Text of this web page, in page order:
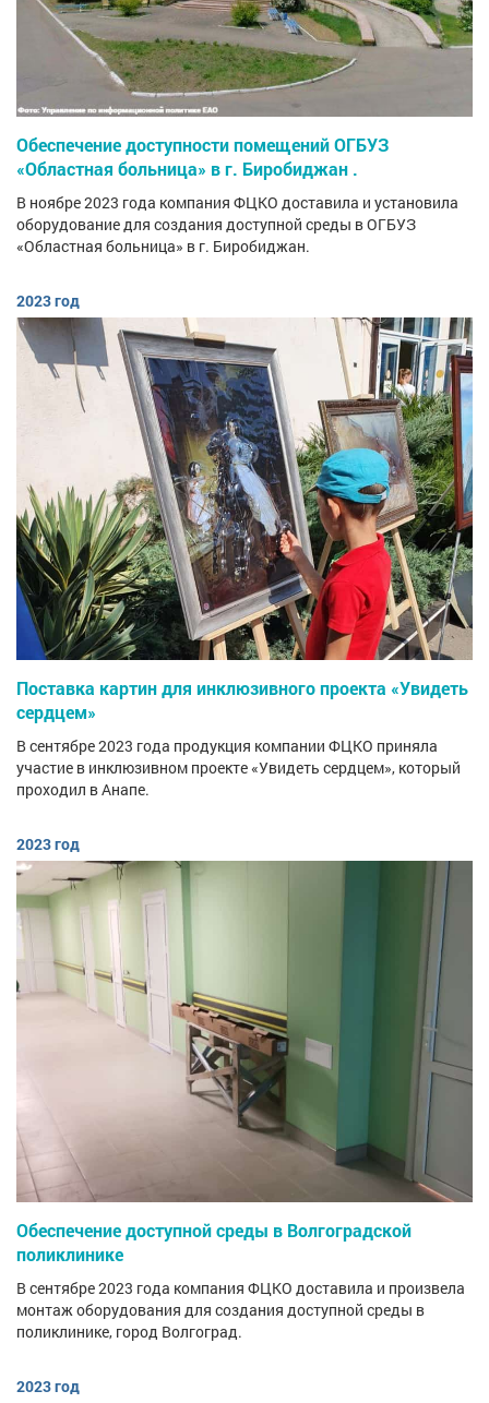
Обеспечение доступности помещений ОГБУЗ
«Областная больница» в г. Биробиджан .
В ноябре 2023 года компания ФЦКО доставила и установила
оборудование для создания доступной среды в ОГБУЗ
«Областная больница» в г. Биробиджан.
2023 год
Поставка картин для инклюзивного проекта «Увидеть
сердцем»
В сентябре 2023 года продукция компании ФЦКО приняла
участие в инклюзивном проекте «Увидеть сердцем», который
проходил в Анапе.
2023 год
Обеспечение доступной среды в Волгоградской
поликлинике
В сентябре 2023 года компания ФЦКО доставила и произвела
монтаж оборудования для создания доступной среды в
поликлинике, город Волгоград.
2023 год